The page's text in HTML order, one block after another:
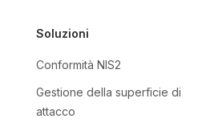
Soluzioni
Conformità NIS2
Gestione della superficie di
attacco